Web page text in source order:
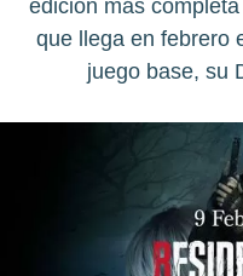
edición más
que llega en febrero
juego base, su